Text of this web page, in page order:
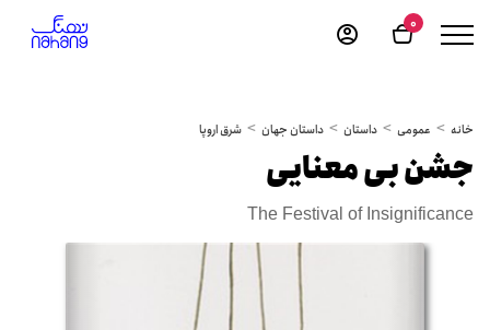
0
خانه عمومی داستان داستان جهان شرق اروپا
جشن بی معنایی
The Festival of Insignificance